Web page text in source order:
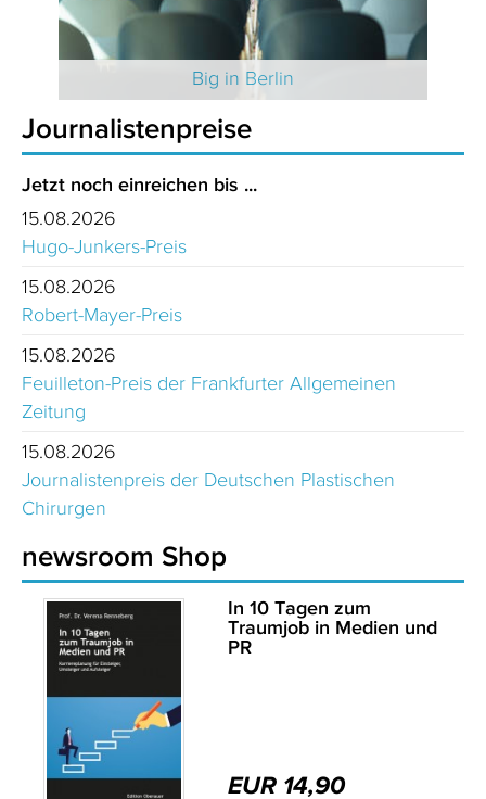
Big in Berlin
Journalistenpreise
Jetzt noch einreichen bis ...
15.08.2026
Hugo-Junkers-Preis
15.08.2026
Robert-Mayer-Preis
15.08.2026
Feuilleton-Preis der Frankfurter Allgemeinen
Zeitung
15.08.2026
Journalistenpreis der Deutschen Plastischen
Chirurgen
newsroom Shop
In 10 Tagen zum
Traumjob in Medien und
PR
EUR 14,90